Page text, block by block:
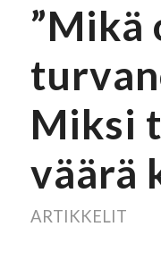
”Mikä
Miksi
väärä
ARTIKKELIT